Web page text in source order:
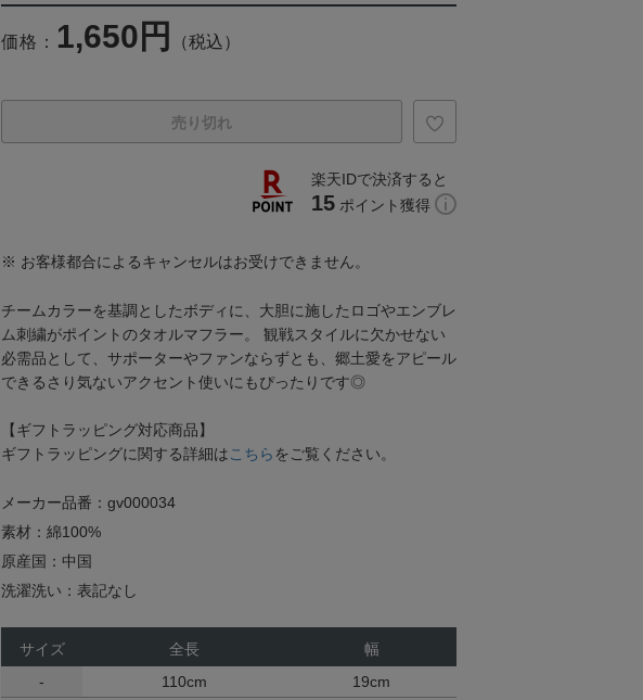
価格： 1,650円 （税込）
売り切れ
楽天IDで決済すると
15 ポイント獲得
※ お客様都合によるキャンセルはお受けできません。
チームカラーを基調としたボディに、大胆に施したロゴやエンブレ
ム刺繍がポイントのタオルマフラー。 観戦スタイルに欠かせない
必需品として、サポーターやファンならずとも、郷土愛をアピール
できるさり気ないアクセント使いにもぴったりです◎
【ギフトラッピング対応商品】
ギフトラッピングに関する詳細は こちら をご覧ください。
メーカー品番：gv000034
素材：綿100%
原産国：中国
洗濯洗い：表記なし
サイズ 全長
幅
-
110cm 19cm